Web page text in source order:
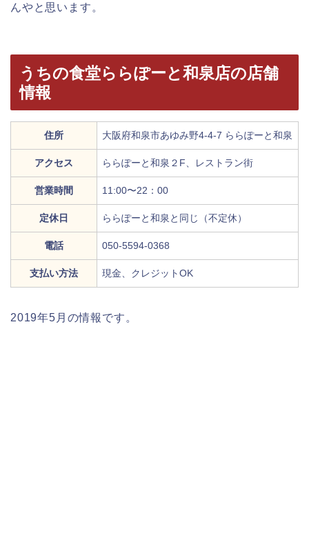
んやと思います。
うちの食堂ららぽーと和泉店の店舗
情報
住所 大阪府和泉市あゆみ野4-4-7 ららぽーと和泉
アクセス ららぽーと和泉２F、レストラン街
営業時間 11:00〜22：00
定休日 ららぽーと和泉と同じ（不定休）
電話 050-5594-0368
支払い方法 現金、クレジットOK
2019年5月の情報です。